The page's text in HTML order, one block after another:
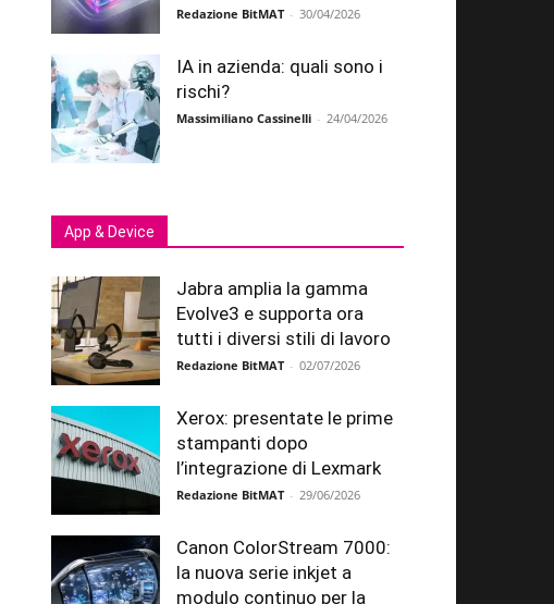
Redazione BitMAT - 30/04/2026
IA in azienda: quali sono i
rischi?
Massimiliano Cassinelli - 24/04/2026
App & Device
Jabra amplia la gamma
Evolve3 e supporta ora
tutti i diversi stili di lavoro
Redazione BitMAT - 02/07/2026
Xerox: presentate le prime
stampanti dopo
l’integrazione di Lexmark
Redazione BitMAT - 29/06/2026
Canon ColorStream 7000:
la nuova serie inkjet a
modulo continuo per la